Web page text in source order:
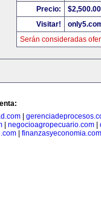
Precio:
$2,500.00
Visitar!
Serán consideradas
|
negocioagropecuario.com
| finanzasyeconomia.com